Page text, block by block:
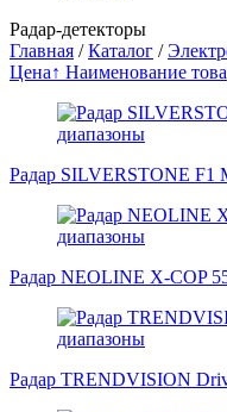
Радар-детекторы
Главная /Каталог /
Цена↑ Наименование
Радар SILVERSTONE F1
Радар NEOLINE X-COP
Радар TRENDVISION